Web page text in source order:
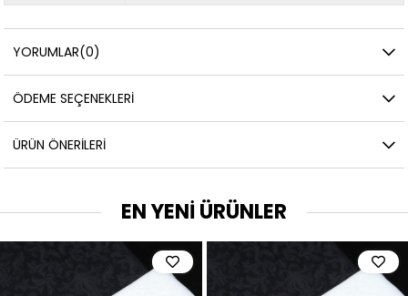
YORUMLAR(0)
ÖDEME SEÇENEKLERI
ÜRÜN ÖNERILERI
EN YENİ ÜRÜNLER